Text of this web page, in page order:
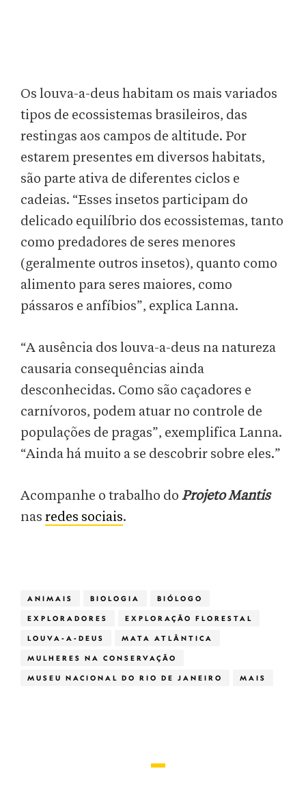
Os louva-a-deus habitam os mais variados
tipos de ecossistemas brasileiros, das
restingas aos campos de altitude. Por
estarem presentes em diversos habitats,
são parte ativa de diferentes ciclos e
cadeias. “Esses insetos participam do
delicado equilíbrio dos ecossistemas, tanto
como predadores de seres menores
(geralmente outros insetos), quanto como
alimento para seres maiores, como
pássaros e anfíbios”, explica Lanna.
“A ausência dos louva-a-deus na natureza
causaria consequências ainda
desconhecidas. Como são caçadores e
carnívoros, podem atuar no controle de
populações de pragas”, exemplifica Lanna.
“Ainda há muito a se descobrir sobre eles.”
Acompanhe o trabalho do Projeto Mantis
nas redes sociais.
ANIMAIS BIOLOGIA BIÓLOGO
EXPLORADORES EXPLORAÇÃO FLORESTAL
LOUVA-A-DEUS MATA ATLÂNTICA
MULHERES NA CONSERVAÇÃO
MUSEU NACIONAL DO RIO DE JANEIRO MAIS